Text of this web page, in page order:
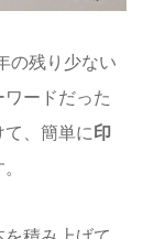
の残り少ない
ードだった
て、簡単に 印